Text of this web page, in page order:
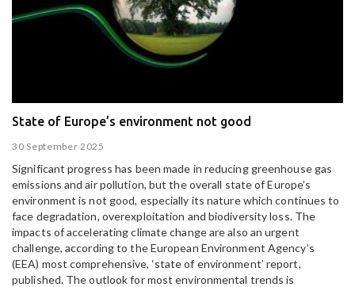
State of Europe’s environment not good
30 September 2025
Significant progress has been made in reducing greenhouse gas
emissions and air pollution, but the overall state of Europe’s
environment is not good, especially its nature which continues to
face degradation, overexploitation and biodiversity loss. The
impacts of accelerating climate change are also an urgent
challenge, according to the European Environment Agency’s
(EEA) most comprehensive, ‘state of environment’ report,
published. The outlook for most environmental trends is